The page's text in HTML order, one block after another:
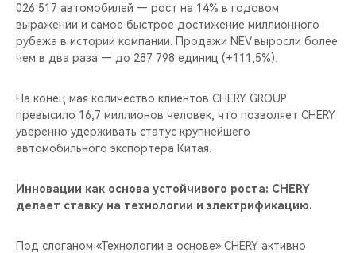
026 517 автомобилей — рост на 14% в годовом
выражении и самое быстрое достижение миллионного
рубежа в истории компании. Продажи NEV выросли более
чем в два раза — до 287 798 единиц (+111,5%).
На конец мая количество клиентов CHERY GROUP
превысило 16,7 миллионов человек, что позволяет CHERY
уверенно удерживать статус крупнейшего
автомобильного экспортера Китая.
Инновации как основа устойчивого роста: CHERY
делает ставку на технологии и электрификацию.
Под слоганом «Технологии в основе» CHERY активно